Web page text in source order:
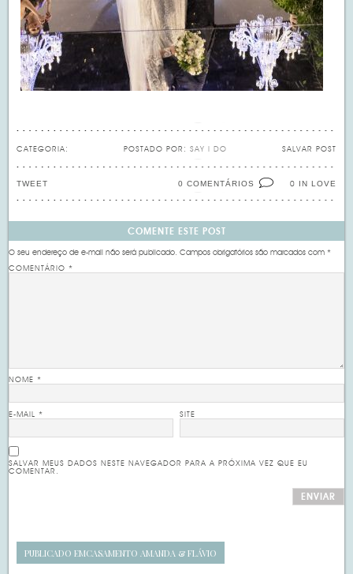
CATEGORIA: SALVAR POST
POSTADO POR: SAY I DO
0 IN LOVE
0 COMENTÁRIOS
TWEET
COMENTE ESTE POST
O seu endereço de e-mail não será publicado. Campos obrigatórios são marcados com*
COMENTÁRIO*
NOME*
E-MAIL* SITE
SALVAR MEUS DADOS NESTE NAVEGADOR PARA A PRÓXIMA VEZ QUE EU
COMENTAR.
PUBLICADO EMCASAMENTO AMANDA & FLÁVIO